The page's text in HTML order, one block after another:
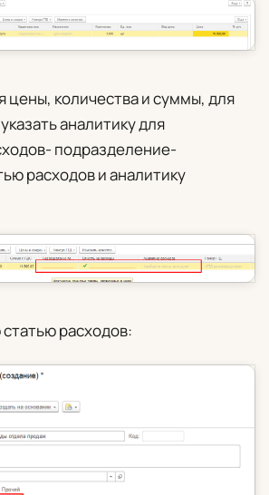
цены, количества и суммы, для
аналитику для
подразделение-
расходов и аналитику
расходов: